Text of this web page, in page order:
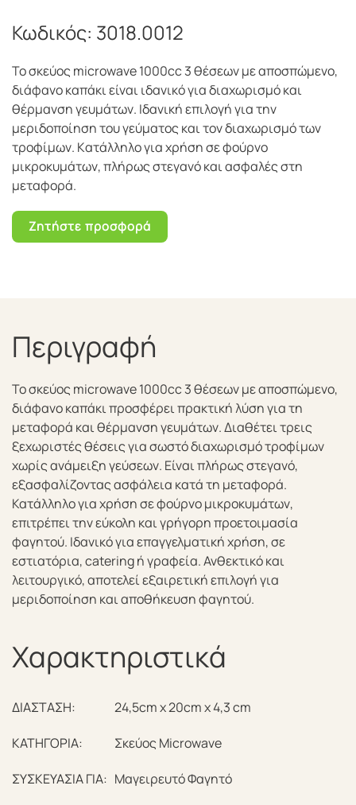
Κωδικός: 3018.0012
Το σκεύος microwave 1000cc 3 θέσεων με αποσπώμενο,
διάφανο καπάκι είναι ιδανικό για διαχωρισμό και
θέρμανση γευμάτων. Ιδανική επιλογή για την
μεριδοποίηση του γεύματος και τον διαχωρισμό των
τροφίμων. Kατάλληλo για χρήση σε φούρνο
μικροκυμάτων, πλήρως στεγανό και ασφαλές στη
μεταφορά.
Ζητήστε προσφορά
Περιγραφή
Το σκεύος microwave 1000cc 3 θέσεων με αποσπώμενο,
διάφανο καπάκι προσφέρει πρακτική λύση για τη
μεταφορά και θέρμανση γευμάτων. Διαθέτει τρεις
ξεχωριστές θέσεις για σωστό διαχωρισμό τροφίμων
χωρίς ανάμειξη γεύσεων. Είναι πλήρως στεγανό,
εξασφαλίζοντας ασφάλεια κατά τη μεταφορά.
Κατάλληλο για χρήση σε φούρνο μικροκυμάτων,
επιτρέπει την εύκολη και γρήγορη προετοιμασία
φαγητού. Ιδανικό για επαγγελματική χρήση, σε
εστιατόρια, catering ή γραφεία. Ανθεκτικό και
λειτουργικό, αποτελεί εξαιρετική επιλογή για
μεριδοποίηση και αποθήκευση φαγητού.
Χαρακτηριστικά
ΔΙΑΣΤΑΣΗ: 24,5cm x 20cm x 4,3 cm
ΚΑΤΗΓΟΡΙΑ: Σκεύος Microwave
ΣΥΣΚΕΥΑΣΙΑ ΓΙΑ: Μαγειρευτό Φαγητό